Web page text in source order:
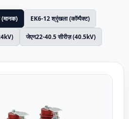
EK6-12 श्रृंखला (कॉम्पैक्ट)
जेएन22-40.5 सीरीज़ (40.5kV)